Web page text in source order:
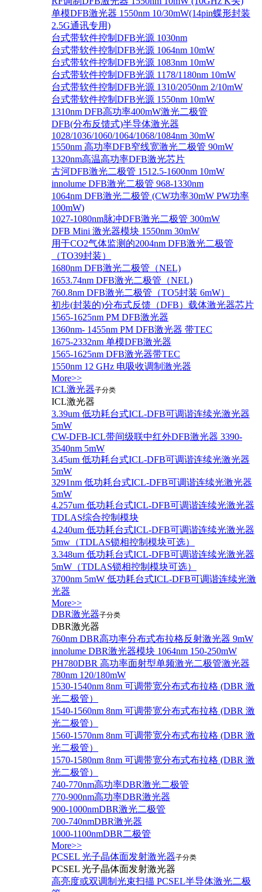
单模DFB激光器 1550nm 10/30mW(14pin蝶形封装
2.5G通讯专用)
台式带软件控制DFB光源 1030nm
台式带软件控制DFB光源 1064nm 10mW
台式带软件控制DFB光源 1083nm 10mW
台式带软件控制DFB光源 1178/1180nm 10mW
台式带软件控制DFB光源 1310/2050nm 2/10mW
台式带软件控制DFB光源 1550nm 10mW
1310nm DFB高功率400mW激光二极管
DFB(分布反馈式)半导体激光器
1028/1036/1060/1064/1068/1084nm 30mW
1550nm 高功率DFB窄线宽激光二极管 90mW
1320nm高温高功率DFB激光芯片
古河DFB激光二极管 1512.5-1600nm 10mW
innolume DFB激光二极管 968-1330nm
1064nm DFB激光二极管 (CW功率30mW PW功率
100mW)
1027-1080nm脉冲DFB激光二极管 300mW
DFB Mini 激光器模块 1550nm 30mW
用于CO2气体监测的2004nm DFB激光二极管
（TO39封装）
1680nm DFB激光二极管（NEL)
1653.74nm DFB激光二极管（NEL)
760.8nm DFB激光二极管（TO5封装 6mW）
初步(封装的)分布式反馈（DFB）载体激光器芯片
1565-1625nm PM DFB激光器
1360nm- 1455nm PM DFB激光器 带TEC
1675-2332nm 单模DFB激光器
1565-1625nm DFB激光器带TEC
1550nm 12 GHz 电吸收调制激光器
More>>
ICL激光器子分类
ICL激光器
3.39um 低功耗台式ICL-DFB可调谐连续光激光器
5mW
CW-DFB-ICL带间级联中红外DFB激光器 3390-
3540nm 5mW
3.45um 低功耗台式ICL-DFB可调谐连续光激光器
5mW
3291nm 低功耗台式ICL-DFB可调谐连续光激光器
5mW
4.257um 低功耗台式ICL-DFB可调谐连续光激光器
TDLAS综合控制模块
4.240um 低功耗台式ICL-DFB可调谐连续光激光器
5mw（TDLAS锁相控制模块可选）
3.348um 低功耗台式ICL-DFB可调谐连续光激光器
5mW（TDLAS锁相控制模块可选）
3700nm 5mW 低功耗台式ICL-DFB可调谐连续光激
光器
More>>
DBR激光器子分类
DBR激光器
760nm DBR高功率分布式布拉格反射激光器 9mW
innolume DBR激光器模块 1064nm 150-250mW
PH780DBR 高功率面射型单频激光二极管激光器
780nm 120/180mW
1530-1540nm 8nm 可调带宽分布式布拉格 (DBR 激
光二极管）
1540-1560nm 8nm 可调带宽分布式布拉格 (DBR 激
光二极管）
1560-1570nm 8nm 可调带宽分布式布拉格 (DBR 激
光二极管）
1570-1580nm 8nm 可调带宽分布式布拉格 (DBR 激
光二极管）
740-770nm高功率DBR激光二极管
770-900nm高功率DBR激光器
900-1000nmDBR激光二极管
700-740nmDBR激光器
1000-1100nmDBR二极管
More>>
PCSEL 光子晶体面发射激光器子分类
PCSEL 光子晶体面发射激光器
高亮度或双调制光束扫描 PCSEL半导体激光二极